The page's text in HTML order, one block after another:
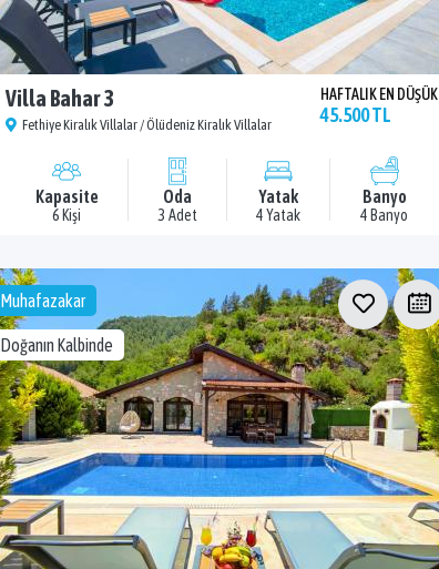
Villa Bahar 3
Fethiye Kiralık Villalar / Ölüdeniz Kiralık Villalar
HAFTALIK EN DÜŞÜK
45.500 TL
Kapasite
6 Kişi
Oda
3 Adet
Yatak
4 Yatak
Banyo
4 Banyo
Muhafazakar
Doğanın Kalbinde